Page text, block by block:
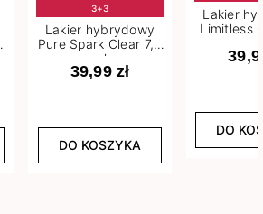
3+3
Lakier hybrydowy
Pure Spark Clear 7,2
ml
39,99 zł
DO KOSZYKA
Lakier
Limitless
DO